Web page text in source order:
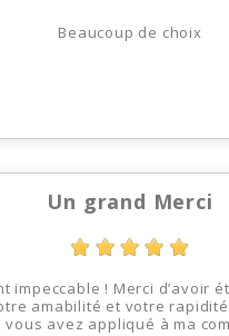
Beaucoup de choix
Un grand Merci
impeccable ! Merci d’avoir
amabilité et votre
vous avez appliqué à ma